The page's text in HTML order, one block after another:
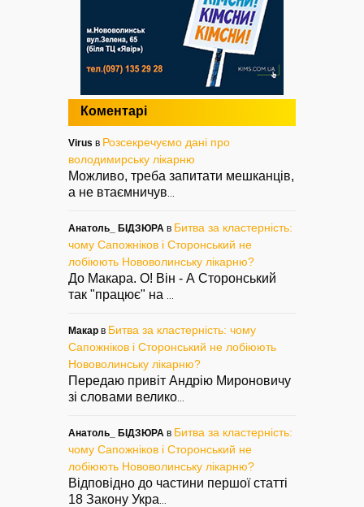
Коментарі
Virus в Розсекречуємо дані про
володимирську лікарню
Можливо, треба запитати мешканців,
а не втаємничув
Анатоль_ БІДЗЮРА в Битва за кластерність:
чому Сапожніков і Сторонський не
лобіюють Нововолинську лікарню?
До Макара. О! Він - А Сторонський
так "працює" на
Макар в Битва за кластерність: чому
Сапожніков і Сторонський не лобіюють
Нововолинську лікарню?
Передаю привіт Андрію Мироновичу
зі словами велико
Анатоль_ БІДЗЮРА в Битва за кластерність:
чому Сапожніков і Сторонський не
лобіюють Нововолинську лікарню?
Відповідно до частини першої статті
18 Закону Укра